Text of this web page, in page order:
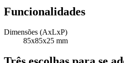
Funcionalidades
Dimensões (AxLxP)
85x85x25 mm